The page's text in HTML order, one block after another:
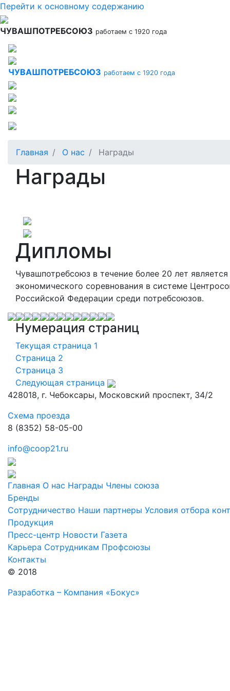
Перейти к основному содержанию
ЧУВАШПОТРЕБСОЮЗ работаем с 1920 года
ЧУВАШПОТРЕБСОЮЗ работаем с 1920 года
Главная О нас Награды
Награды
Дипломы
Чувашпотребсоюз в течение более 20 лет
экономического соревнования в системе
Российской Федерации среди потребсоюзов.
Нумерация страниц
Текущая страница 1
Страница 2
Страница 3
Следующая страница
428018, г. Чебоксары, Московский проспект, 34/2
Схема проезда
8 (8352) 58-05-00
info@coop21.ru
Главная О нас Награды Члены союза
Бренды
Сотрудничество Наши партнеры Условия отбора
Продукция
Пресс-центр Новости Газета
Карьера Сотрудникам Профсоюзы
Контакты
© 2018
Разработка – Компания «Бокус»